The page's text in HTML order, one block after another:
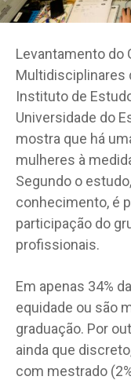
Levantamento do
Multidisciplinares
Instituto de
Universidade do
mostra que há
mulheres à
Segundo o
conhecimento, é
participação do
profissionais.
Em apenas 34%
equidade ou são
graduação. Por
ainda que
com mestrado